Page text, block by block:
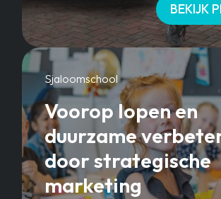
BEKIJK
Sjaloomschool
Voorop lopen en
duurzame
door strategische
marketing